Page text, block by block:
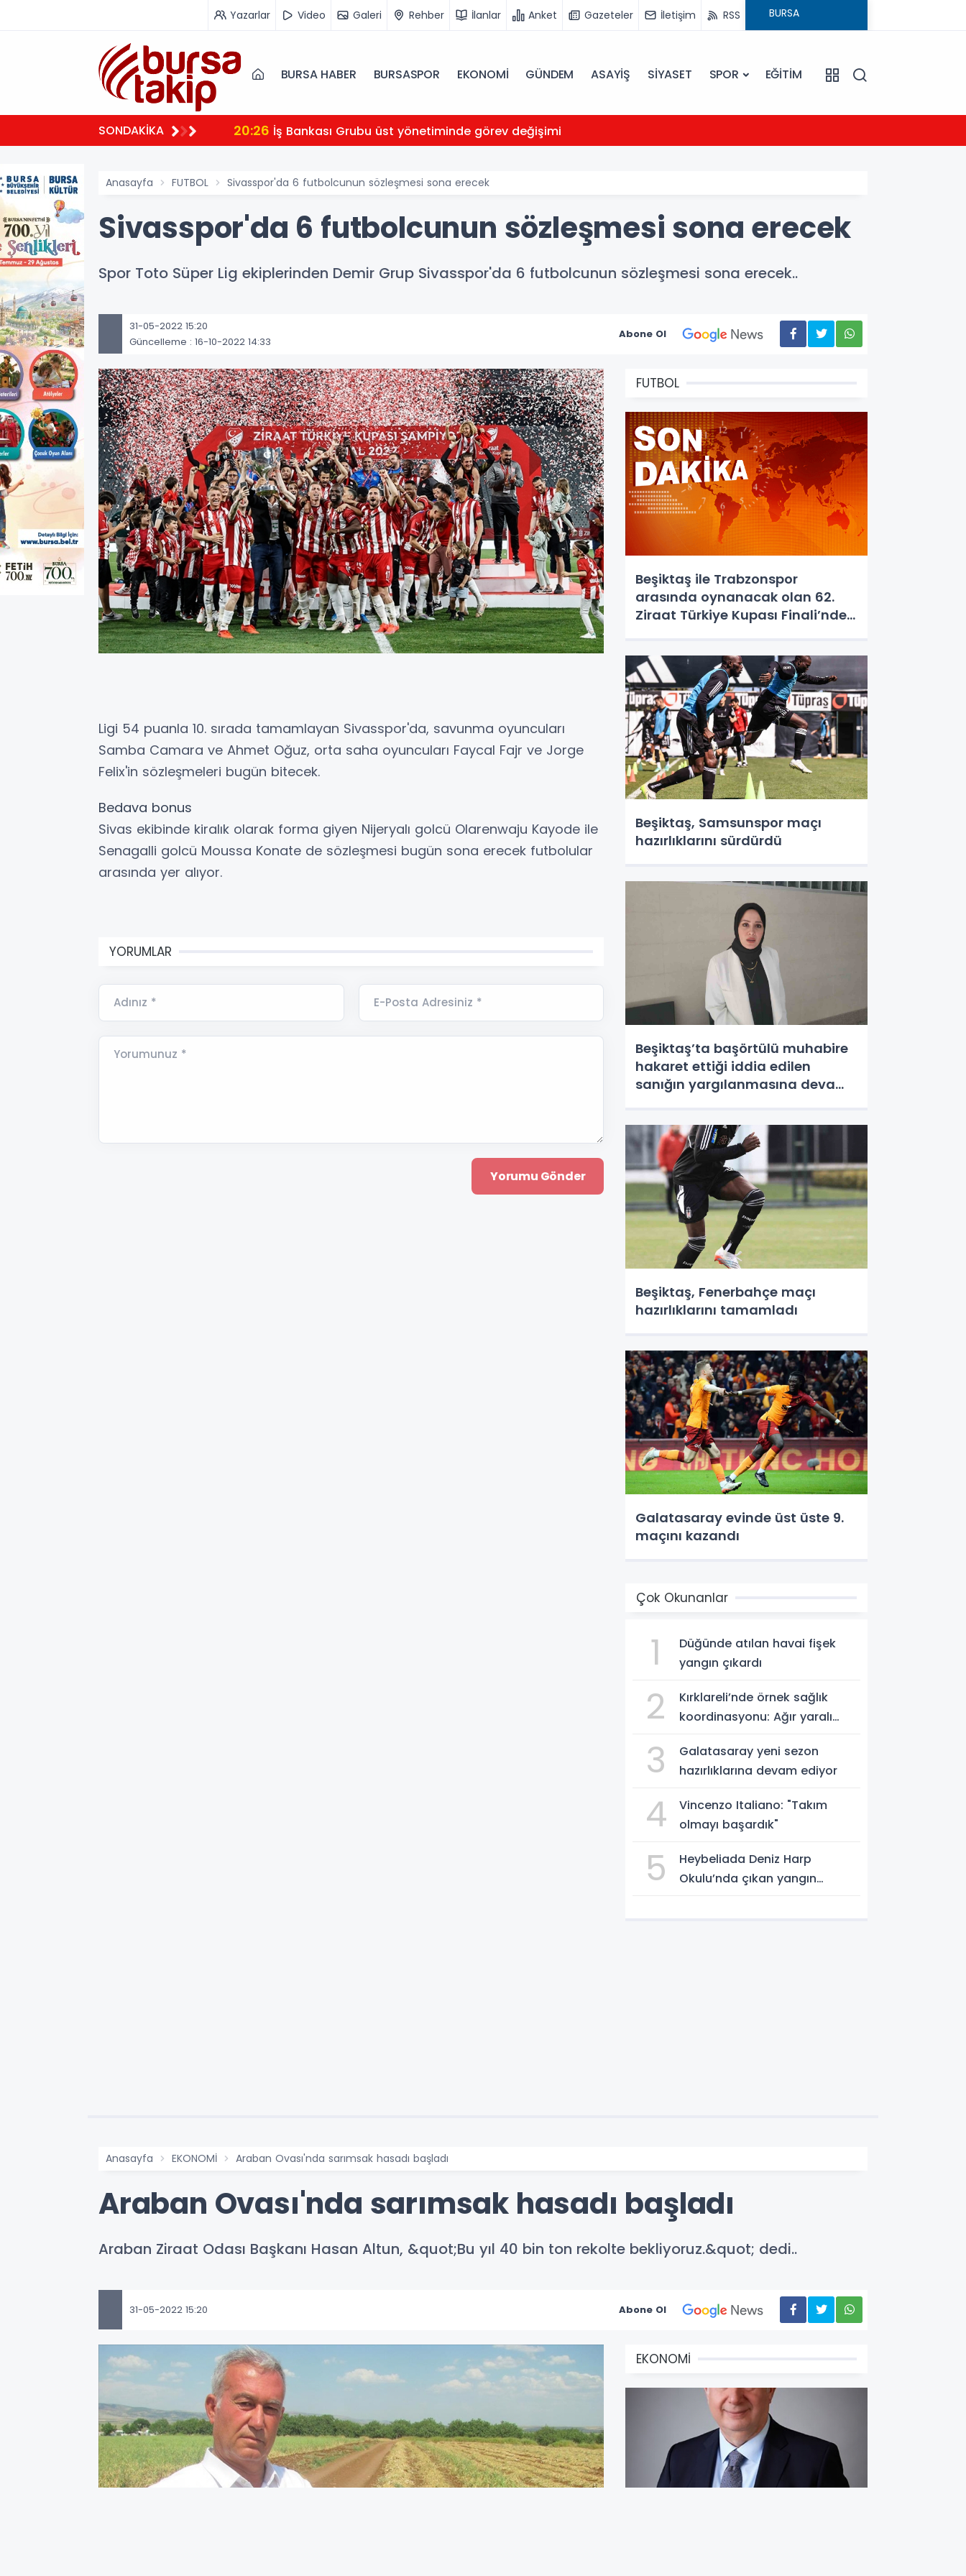
Yazarlar Video Galeri Rehber İlanlar Anket Gazeteler İletişim RSS
BURSA HABER BURSASPOR EKONOMİ GÜNDEM ASAYİŞ SİYASET SPOR EĞİTİM
SONDAKİKA 20:26 İş Bankası Grubu üst yönetiminde görev değişimi
Anasayfa FUTBOL Sivasspor'da 6 futbolcunun sözleşmesi sona erecek
Sivasspor'da 6 futbolcunun sözleşmesi sona erecek
Spor Toto Süper Lig ekiplerinden Demir Grup Sivasspor'da 6 futbolcunun sözleşmesi sona erecek..
31-05-2022 15:20
Güncelleme : 16-10-2022 14:33
Abone Ol
Ligi 54 puanla 10. sırada tamamlayan Sivasspor'da, savunma oyuncuları
Samba Camara ve Ahmet Oğuz, orta saha oyuncuları Faycal Fajr ve Jorge
Felix'in sözleşmeleri bugün bitecek.
Bedava bonus
Sivas ekibinde kiralık olarak forma giyen Nijeryalı golcü Olarenwaju Kayode ile
Senagalli golcü Moussa Konate de sözleşmesi bugün sona erecek futbolular
arasında yer alıyor.
YORUMLAR
Adınız * E-Posta Adresiniz *
Yorumunuz *
FUTBOL
Beşiktaş ile Trabzonspor
arasında oynanacak olan 62.
Ziraat Türkiye Kupası Finali’nde
çalacak.
Beşiktaş, Samsunspor maçı
hazırlıklarını sürdürdü
Beşiktaş’ta başörtülü muhabire
hakaret ettiği iddia edilen
sanığın yargılanmasına devam
Beşiktaş, Fenerbahçe maçı
hazırlıklarını tamamladı
Galatasaray evinde üst üste 9.
maçını kazandı
Çok Okunanlar
1
Düğünde atılan havai fişek
yangın çıkardı
2
Kırklareli’nde örnek sağlık
koordinasyonu: Ağır yaralı
Ankara’ya sevk edildi
3
Galatasaray yeni sezon
hazırlıklarına devam ediyor
4
Vincenzo Italiano: "Takım
olmayı başardık"
5
Heybeliada Deniz Harp
Okulu’nda çıkan yangın
Anasayfa EKONOMİ Araban Ovası'nda sarımsak hasadı başladı
Araban Ovası'nda sarımsak hasadı başladı
Araban Ziraat Odası Başkanı Hasan Altun, &quot;Bu yıl 40 bin ton rekolte bekliyoruz.&quot; dedi..
31-05-2022 15:20 Abone Ol
EKONOMİ